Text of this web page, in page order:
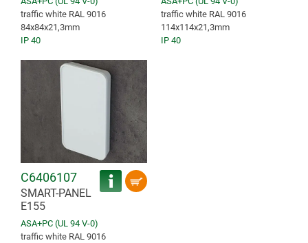
traffic white RAL 9016
84x84x21,3mm
IP 40
traffic white RAL 9016
114x114x21,3mm
IP 40
C6406107
SMART-PANEL
E155
ASA+PC (UL 94 V-0)
traffic white RAL 9016